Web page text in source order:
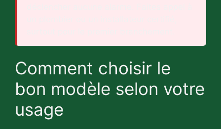
Comment choisir le
bon modèle selon votre
usage